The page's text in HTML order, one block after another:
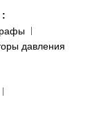
:
давления